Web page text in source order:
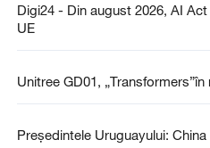
Digi24 - Din august 2026, AI
UE
Unitree GD01, „Transformers”în
Președintele Uruguayului: